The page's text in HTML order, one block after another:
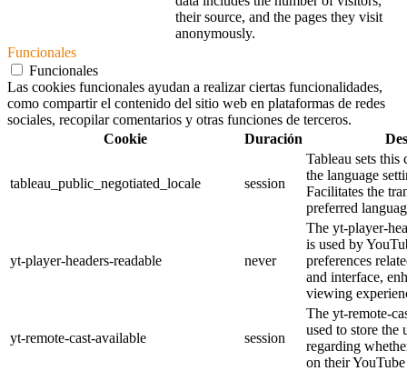
their source, and the pages they visit
anonymously.
Funcionales
Funcionales
Las cookies funcionales ayudan a realizar ciertas funcionalidades,
como compartir el contenido del sitio web en plataformas de redes
sociales, recopilar comentarios y otras funciones de terceros.
Cookie
Duración
tableau_public_negotiated_locale session
Tableau sets
the language
Facilitates the
preferred
yt-player-headers-readable never
The yt-player-
is used by
preferences
and interface,
viewing
yt-remote-cast-available session
The yt-remote-
used to store the
regarding
on their